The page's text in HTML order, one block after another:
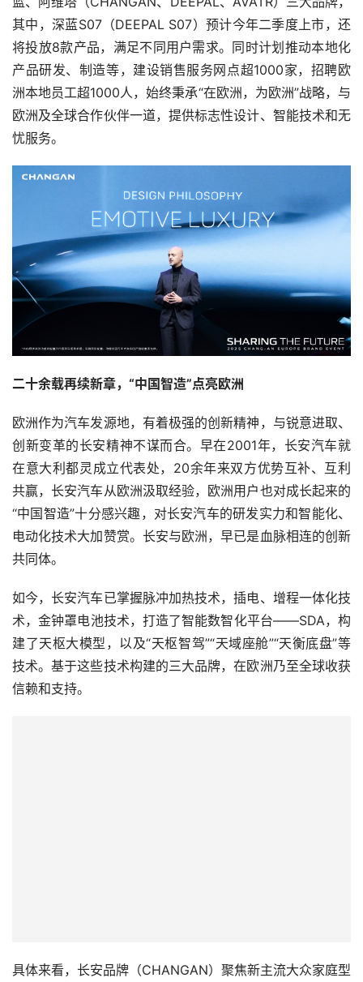
其中，深蓝S07（DEEPAL S07）预计今年二季度上市，还
将投放8款产品，满足不同用户需求。同时计划推动本地化
产品研发、制造等，建设销售服务网点超1000家，招聘欧
洲本地员工超1000人，始终秉承“在欧洲，为欧洲”战略，与
欧洲及全球合作伙伴一道，提供标志性设计、智能技术和无
忧服务。
二十余载再续新章，“中国智造”点亮欧洲
欧洲作为汽车发源地，有着极强的创新精神，与锐意进取、
创新变革的长安精神不谋而合。早在2001年，长安汽车就
在意大利都灵成立代表处，20余年来双方优势互补、互利
共赢，长安汽车从欧洲汲取经验，欧洲用户也对成长起来的
“中国智造”十分感兴趣，对长安汽车的研发实力和智能化、
电动化技术大加赞赏。长安与欧洲，早已是血脉相连的创新
共同体。
如今，长安汽车已掌握脉冲加热技术，插电、增程一体化技
术，金钟罩电池技术，打造了智能数智化平台——SDA，构
建了天枢大模型，以及“天枢智驾”“天域座舱”“天衡底盘”等
技术。基于这些技术构建的三大品牌，在欧洲乃至全球收获
信赖和支持。
具体来看，长安品牌（CHANGAN）聚焦新主流大众家庭型